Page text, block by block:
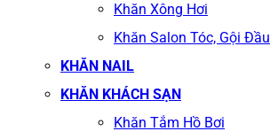
Khăn Xông Hơi
Khăn Salon Tóc, Gội Đầu
KHĂN NAIL
KHĂN KHÁCH SẠN
Khăn Tắm Hồ Bơi